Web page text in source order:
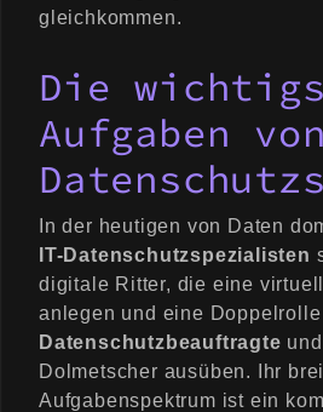
gleichkommen.
Die
Aufgaben
In der heutigen von Daten
IT-Datenschutzspezialisten
digitale Ritter, die eine
anlegen und eine
Datenschutzbeauftragte
Dolmetscher ausüben. Ihr
Aufgabenspektrum ist ein